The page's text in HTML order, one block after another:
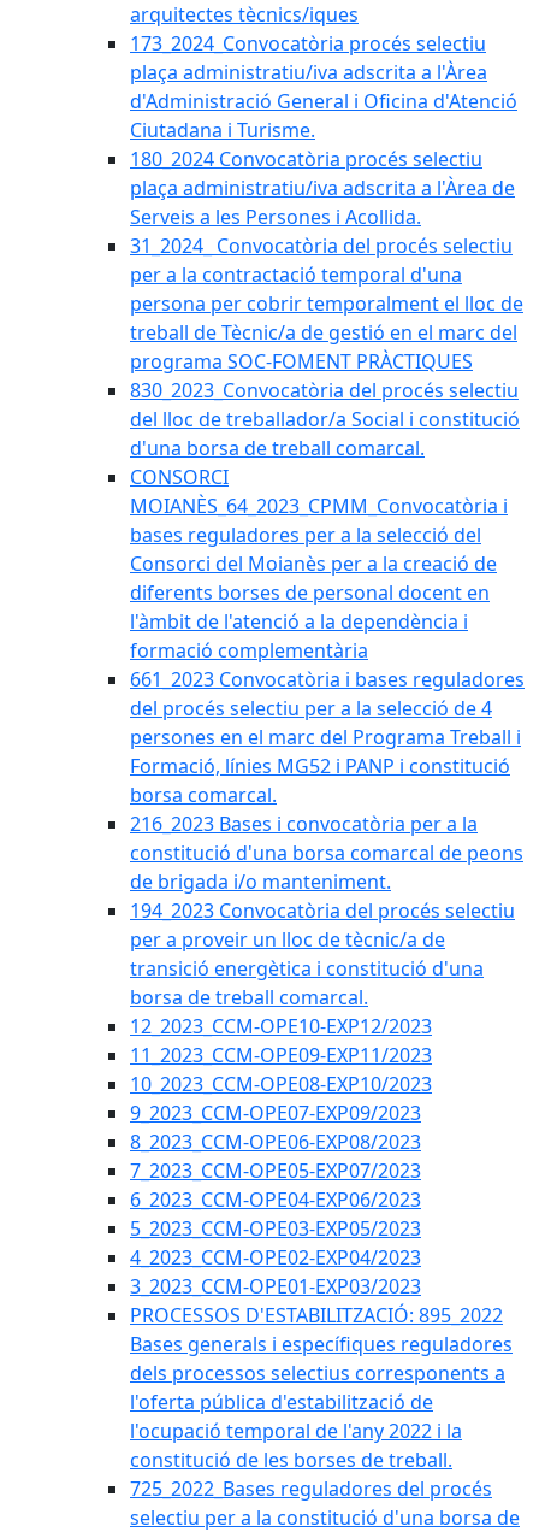
arquitectes tècnics/iques
173_2024_Convocatòria procés selectiu
plaça administratiu/iva adscrita a l'Àrea
d'Administració General i Oficina d'Atenció
Ciutadana i Turisme.
180_2024 Convocatòria procés selectiu
plaça administratiu/iva adscrita a l'Àrea de
Serveis a les Persones i Acollida.
31_2024_ Convocatòria del procés selectiu
per a la contractació temporal d'una
persona per cobrir temporalment el lloc de
treball de Tècnic/a de gestió en el marc del
programa SOC-FOMENT PRÀCTIQUES
830_2023_Convocatòria del procés selectiu
del lloc de treballador/a Social i constitució
d'una borsa de treball comarcal.
CONSORCI
MOIANÈS_64_2023_CPMM_Convocatòria i
bases reguladores per a la selecció del
Consorci del Moianès per a la creació de
diferents borses de personal docent en
l'àmbit de l'atenció a la dependència i
formació complementària
661_2023 Convocatòria i bases reguladores
del procés selectiu per a la selecció de 4
persones en el marc del Programa Treball i
Formació, línies MG52 i PANP i constitució
borsa comarcal.
216_2023 Bases i convocatòria per a la
constitució d'una borsa comarcal de peons
de brigada i/o manteniment.
194_2023 Convocatòria del procés selectiu
per a proveir un lloc de tècnic/a de
transició energètica i constitució d'una
borsa de treball comarcal.
12_2023_CCM-OPE10-EXP12/2023
11_2023_CCM-OPE09-EXP11/2023
10_2023_CCM-OPE08-EXP10/2023
9_2023_CCM-OPE07-EXP09/2023
8_2023_CCM-OPE06-EXP08/2023
7_2023_CCM-OPE05-EXP07/2023
6_2023_CCM-OPE04-EXP06/2023
5_2023_CCM-OPE03-EXP05/2023
4_2023_CCM-OPE02-EXP04/2023
3_2023_CCM-OPE01-EXP03/2023
PROCESSOS D'ESTABILITZACIÓ: 895_2022
Bases generals i específiques reguladores
dels processos selectius corresponents a
l'oferta pública d'estabilització de
l'ocupació temporal de l'any 2022 i la
constitució de les borses de treball.
725_2022_Bases reguladores del procés
selectiu per a la constitució d'una borsa de